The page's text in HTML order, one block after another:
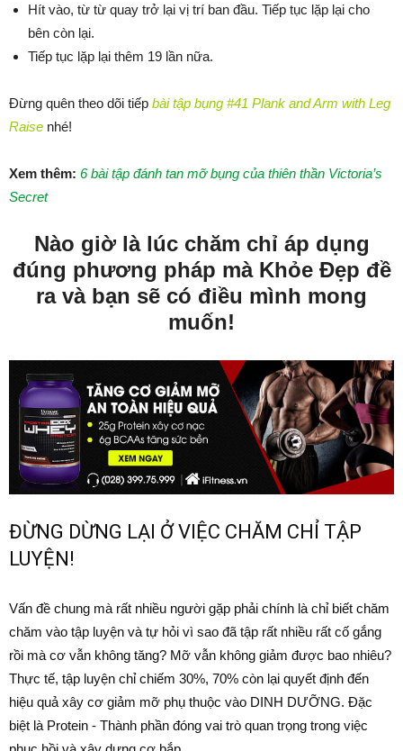
Hít vào, từ từ quay trở lại vị trí ban đầu. Tiếp tục lặp lại cho
bên còn lại.
Tiếp tục lặp lại thêm 19 lần nữa.
Đừng quên theo dõi tiếp bài tập bụng #41 Plank and Arm with Leg
Raise nhé!
Xem thêm: 6 bài tập đánh tan mỡ bụng của thiên thần Victoria’s
Secret
Nào giờ là lúc chăm chỉ áp dụng
đúng phương pháp mà Khỏe Đẹp đề
ra và bạn sẽ có điều mình mong
muốn!
ĐỪNG DỪNG LẠI Ở VIỆC CHĂM CHỈ TẬP
LUYỆN!
Vấn đề chung mà rất nhiều người gặp phải chính là chỉ biết chăm
chăm vào tập luyện và tự hỏi vì sao đã tập rất nhiều rất cố gắng
rồi mà cơ vẫn không tăng? Mỡ vẫn không giảm được bao nhiêu?
Thực tế, tập luyện chỉ chiếm 30%, 70% còn lại quyết định đến
hiệu quả xây cơ giảm mỡ phụ thuộc vào DINH DƯỠNG. Đặc
biệt là Protein - Thành phần đóng vai trò quan trọng trong việc